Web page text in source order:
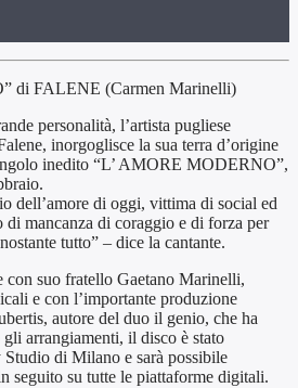
di FALENE (Carmen Marinelli)
personalità, l’artista pugliese
inorgoglisce la sua terra d’origine
inedito “L’ AMORE MODERNO”,
dell’amore di oggi, vittima di social ed
mancanza di coraggio e di forza per
tutto” – dice la cantante.
con suo fratello Gaetano Marinelli,
e con l’importante produzione
autore del duo il genio, che ha
arrangiamenti, il disco è stato
di Milano e sarà possibile
seguito su tutte le piattaforme digitali.